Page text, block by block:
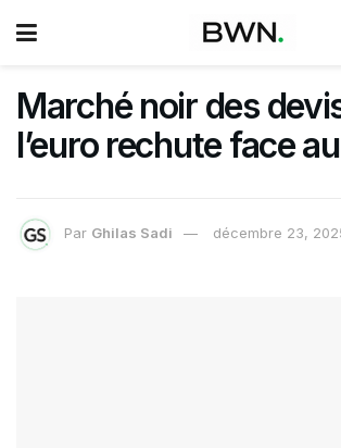
Marché noir des
l’euro rechute face
Par Ghilas Sadi décembre 23,